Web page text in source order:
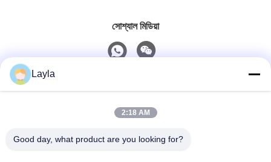
সোশ্যাল মিডিয়া
0086-18688885859
Layla
2:18 AM
Good day, what product are you looking for?